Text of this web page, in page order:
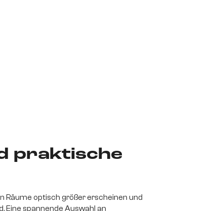
praktische
Räume optisch größer erscheinen und
Eine spannende Auswahl an